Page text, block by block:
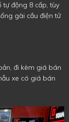
tự động 8 cấp, tùy
gài cầu điện tử
đi kèm giá bán
xe có giá bán